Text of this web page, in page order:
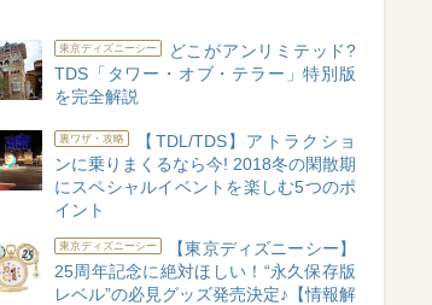
東京ディズニーシー
どこがアンリミテッド?
TDS「タワー・オブ・テラー」特別版
を完全解説
裏ワザ・攻略
【TDL/TDS】アトラクショ
ンに乗りまくるなら今! 2018冬の閑散期
にスペシャルイベントを楽しむ5つのポ
イント
東京ディズニーシー
【東京ディズニーシー】
25周年記念に絶対ほしい！“永久保存版
レベル”の必見グッズ発売決定♪【情報解